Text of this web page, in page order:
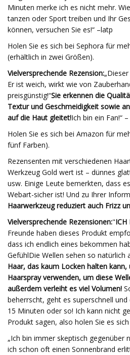
Minuten merke ich es nicht mehr.
tanzen oder Sport treiben und Ihr
können, versuchen Sie es!“ –latp
Holen Sie es sich bei Sephora für
(erhältlich in zwei Größen).
Vielversprechende Rezension:
Er ist weich, wirkt wie von
preisgünstig!“Sie erkennen die
Textur und Geschmeidigkeit sowie
auf die Haut gleitet!Ich bin ein Fan!“
Holen Sie es sich bei Amazon für
fünf Farben).
Rezensenten mit verschiedenen
Werkzeug Gold wert ist – dünnes
usw. Einige Leute bemerkten, dass
Webart-sicher ist! Und zu Ihrer
Haarwerkzeug reduziert auch Frizz
Vielversprechende Rezensionen:"ICH
Freunde haben dieses Produkt
dass ich endlich eines bekommen
GefühlDie Wellen sehen so natürlich
Haar, das kaum Locken halten
Haarspray verwenden, um diese
außerdem verleiht es viel Volumen!
beherrscht, geht es superschnell
15 Minuten oder so! Ich kann nicht
Produkt sagen, also holen Sie es
„Ich bin immer skeptisch gegenüber
ich schon oft einen Sonnenbrand